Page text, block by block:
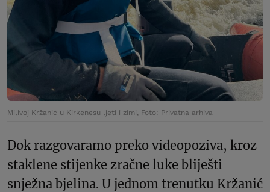
Milivoj Kržanić u Kirkenesu ljeti i zimi, Foto: Privatna arhiva
Dok razgovaramo preko videopoziva, kroz
staklene stijenke zračne luke bliješti
snježna bjelina. U jednom trenutku Kržanić